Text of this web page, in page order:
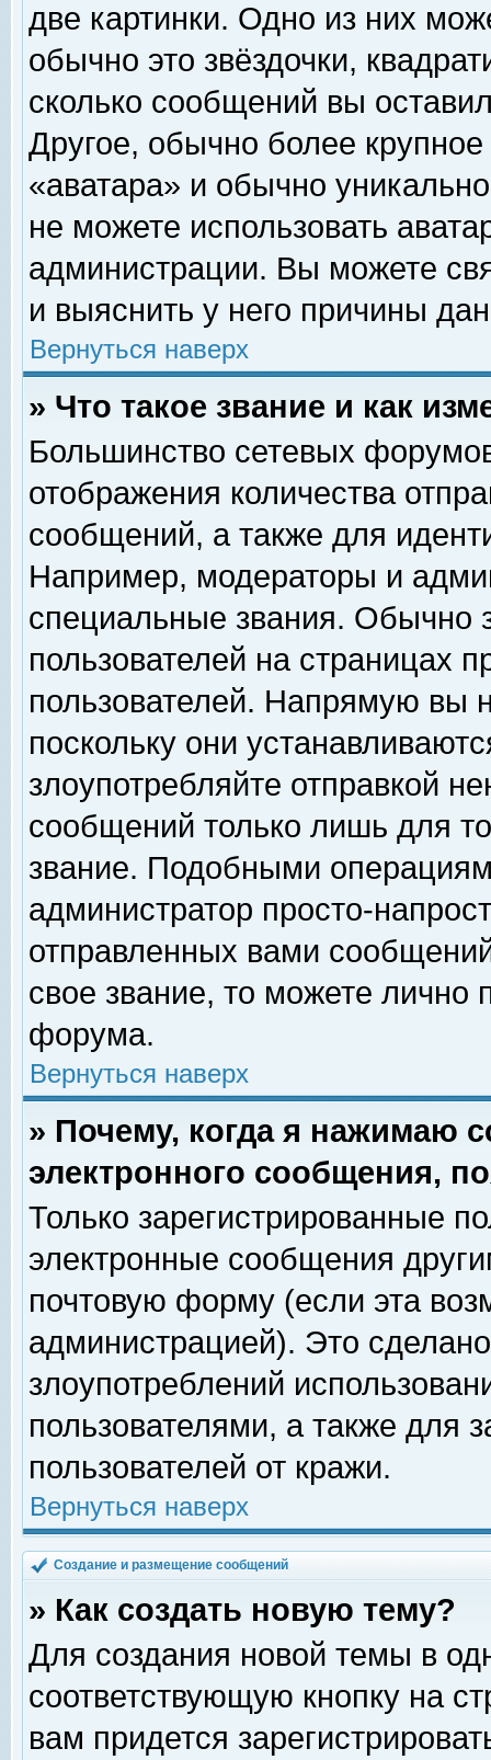
две картинки. Одно из них
обычно это звёздочки,
сколько сообщений вы
Другое, обычно более
«аватара» и обычно
не можете использовать
администрации. Вы можете
и выяснить у него причины
Вернуться наверх
» Что такое звание и как
Большинство сетевых
отображения количества
сообщений, а также для
Например, модераторы и
специальные звания. Обычно
пользователей на страницах
пользователей. Напрямую вы
поскольку они
злоупотребляйте отправкой
сообщений только лишь для
звание. Подобными
администратор просто-
отправленных вами
свое звание, то можете лично
форума.
Вернуться наверх
» Почему, когда я нажимаю
электронного сообщения,
Только зарегистрированные
электронные сообщения
почтовую форму (если эта
администрацией). Это
злоупотреблений
пользователями, а также для
пользователей от кражи.
Вернуться наверх
Создание и размещение сообщений
» Как создать новую тему?
Для создания новой темы в
соответствующую кнопку на
вам придется